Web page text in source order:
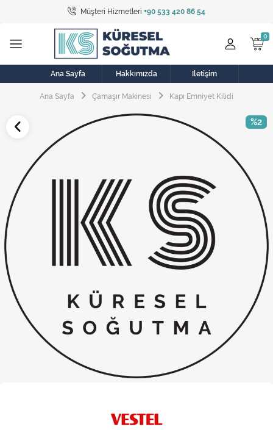
Müşteri Hizmetleri +90 533 420 86 54
Tüm Kategoriler
Bulaşık Makinesi
Buzdolabı
Çamaşır Kurutma Makinesi
Elektrikli Aksamlar
Elektrikli Süpürge
Fan
Fırın, Ocak ve Aspiratör
Klima
Kombi
Musluk
Ana Sayfa Hakkımızda İletişim
Ana Sayfa Çamaşır Makinesi Kapı Emniyet Kilidi
%2